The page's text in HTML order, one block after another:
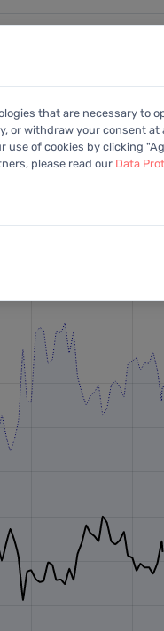
Kalender
that are necessary to
or withdraw your consent
use of cookies by clicking
please read our Data